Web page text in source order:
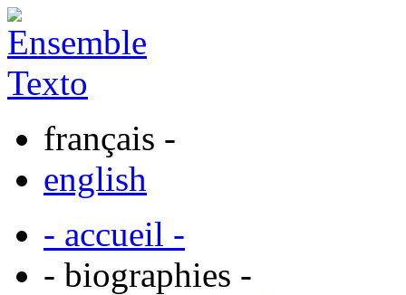
français -
english
- accueil -
- biographies -